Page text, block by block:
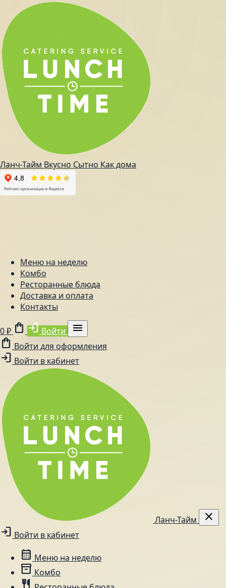
Ланч-Тайм Вкусно Сытно Как дома
Меню на неделю
Комбо
Ресторанные блюда
Доставка и оплата
Контакты
0 ₽ shopping_bag login Войти
menu
shopping_bag Войти для оформления
login Войти в кабинет
Ланч-Тайм
close
login Войти в кабинет
calendar_month Меню на неделю
inventory_2 Комбо
restaurant